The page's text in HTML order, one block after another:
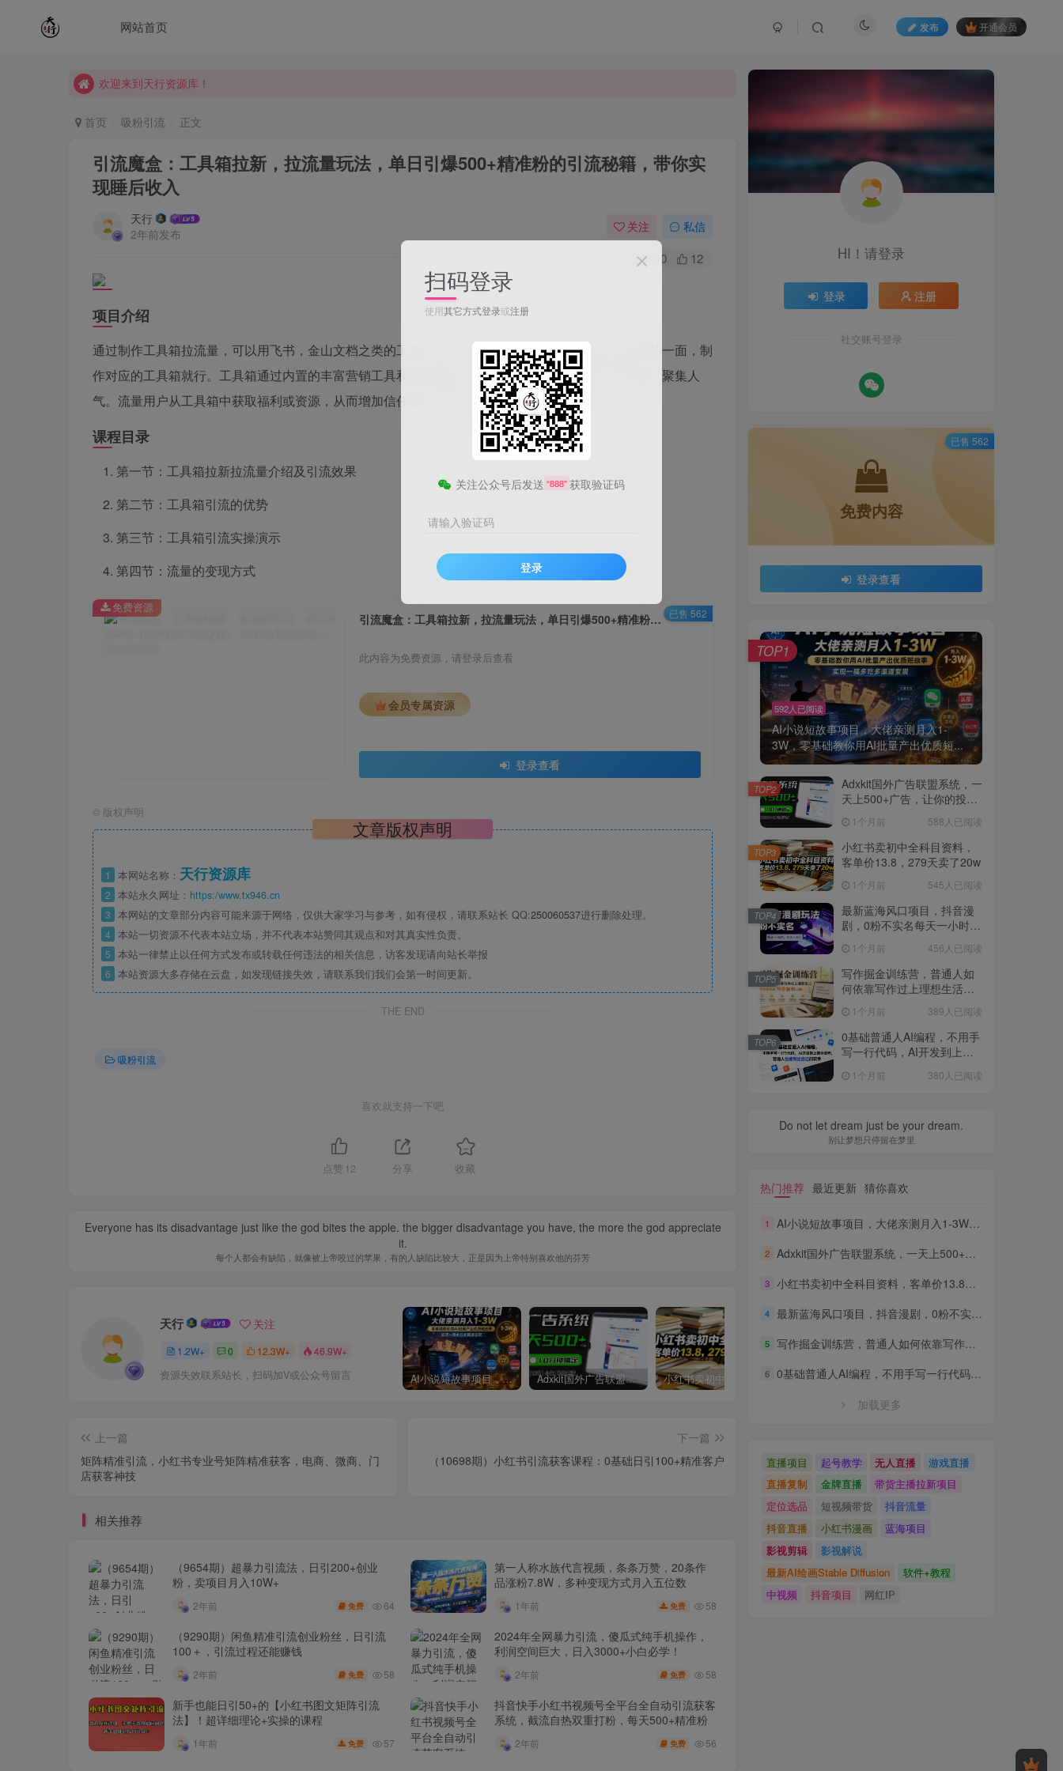
网站首页 发布 开通会员
欢迎来到天行资源库！
欢迎来到天行资源库！
首页 吸粉引流 正文
引流魔盒：工具箱拉新，拉流量玩法，单日引爆500+精准粉的引流秘籍，带你实
现睡后收入
天行
2年前发布
关注 私信
40 12
项目介绍
通过制作工具箱拉流量，可以用飞书，金山文档之类的工具，制作个人工具箱，每个人都有自己擅长的一面，制
作对应的工具箱就行。工具箱通过内置的丰富营销工具和互动素材，快速吸引有需求的网创人员搜集，聚集人
气。流量用户从工具箱中获取福利或资源，从而增加信任度，后续转化变现更轻松。‌
课程目录
第一节：工具箱拉新拉流量介绍及引流效果
第二节：工具箱引流的优势
第三节：工具箱引流实操演示
第四节：流量的变现方式
引流魔盒：工具箱拉新，拉流量玩法，单日引爆500+精准粉的引流秘籍，带你实现睡后收入
此内容为免费资源，请登录后查看
会员专属资源
登录查看
免费资源 已售 562
© 版权声明
文章版权声明
1 本网站名称： 天行资源库
2 本站永久网址： https:/www.tx946.cn
3 本网站的文章部分内容可能来源于网络，仅供大家学习与参考，如有侵权，请联系站长 QQ:250060537进行删除处理。
4 本站一切资源不代表本站立场，并不代表本站赞同其观点和对其真实性负责。
5 本站一律禁止以任何方式发布或转载任何违法的相关信息，访客发现请向站长举报
6 本站资源大多存储在云盘，如发现链接失效，请联系我们我们会第一时间更新。
THE END
吸粉引流
喜欢就支持一下吧
点赞 12 分享 收藏
Everyone has its disadvantage just like the god bites the apple. the bigger disadvantage you have, the more the god appreciate
it.
每个人都会有缺陷，就像被上帝咬过的苹果，有的人缺陷比较大，正是因为上帝特别喜欢他的芬芳
天行 关注
1.2W+ 0 12.3W+ 46.9W+
资源失效联系站长，扫码加V或公众号留言 AI小说短故事项目，大佬亲测月入1-3W，零基础教你用AI批量产出优质短故事，实现一稿多吃多渠道变现 Adxkit国外广告联盟系统，一天上500+广告，让你的投放更加高效简单！ 小红书卖初中全科目资料，客单价13.8，279天卖了20w 最新蓝海风口项目，抖音漫剧，0粉不实名每天一小时，月入1W+【揭秘】
上一篇
矩阵精准引流，小红书专业号矩阵精准获客，电商、微商、门
店获客神技
下一篇
（10698期）小红书引流获客课程：0基础日引100+精准客户
相关推荐
（9654期）超暴力引流法，日引200+创业
粉，卖项目月入10W+
2年前 免费 64
第一人称水族代言视频，条条万赞，20条作
品涨粉7.8W，多种变现方式月入五位数
1年前 免费 58
（9290期）闲鱼精准引流创业粉丝，日引流
100＋，引流过程还能赚钱
2年前 免费 58
2024年全网暴力引流，傻瓜式纯手机操作，
利润空间巨大，日入3000+小白必学！
2年前 免费 58
新手也能日引50+的【小红书图文矩阵引流
法】！超详细理论+实操的课程
1年前 免费 57
抖音快手小红书视频号全平台全自动引流获客
系统，截流自热双重打粉，每天500+精准粉
2年前 免费 56
HI！请登录
登录 注册
社交账号登录
免费内容
登录查看
已售 562
592人已阅读
AI小说短故事项目，大佬亲测月入1-
3W，零基础教你用AI批量产出优质短...
TOP1
Adxkit国外广告联盟系统，一
天上500+广告，让你的投放
1个月前 588人已阅读
TOP2
小红书卖初中全科目资料，
客单价13.8，279天卖了20w
1个月前 545人已阅读
TOP3
最新蓝海风口项目，抖音漫
剧，0粉不实名每天一小时，
1个月前 456人已阅读
TOP4
写作掘金训练营，普通人如
何依靠写作过上理想生活，
（更新6月）
1个月前 389人已阅读
TOP5
0基础普通人AI编程，不用手
写一行代码，AI开发到上架
己的软件
1个月前 380人已阅读
TOP6
Do not let dream just be your dream.
别让梦想只停留在梦里
热门推荐 最近更新 猜你喜欢
1 AI小说短故事项目，大佬亲测月入1-3W，零基础教你用AI批量产出优质短故事，实现一稿多吃多渠道变现
2 Adxkit国外广告联盟系统，一天上500+广告，让你的投放更加高效简单！
3 小红书卖初中全科目资料，客单价13.8，279天卖了20w
4 最新蓝海风口项目，抖音漫剧，0粉不实名每天一小时，月入1W+【揭秘】
5 写作掘金训练营，普通人如何依靠写作过上理想生活，可开启你的写作复利之路（更新6月）
6 0基础普通人AI编程，不用手写一行代码，AI开发到上架全流程，普通人也能做出自己的软件
加载更多
直播项目 起号教学 无人直播
游戏直播
直播复制
金牌直播
带货主播拉新项目
定位选品
短视频带货
抖音流量
抖音直播
小红书漫画
蓝海项目
影视剪辑
影视解说
最新AI绘画Stable Diffusion
软件+教程
中视频
抖音项目 网红IP
扫码登录
使用其它方式登录或注册
关注公众号后发送 “888” 获取验证码
请输入验证码
登录